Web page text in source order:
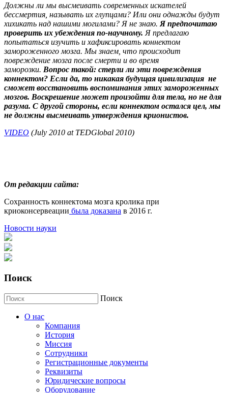
Должны ли мы высмеивать современных искателей
бессмертия, называть их глупцами? Или они однажды будут
хихикать над нашими могилами? Я не знаю. Я предпочитаю
проверить их убеждения по-научному. Я предлагаю
попытаться изучить и хафиксировать коннектом
замороженного мозга. Мы знаем, что происходит
повреждение мозга после смерти и во время
заморозки. Вопрос такой: стерли ли эти повреждения
коннектом? Если да, то никакая будущая цивилизация не
сможет восстановить воспоминания этих замороженных
мозгов. Воскрешение может произойти для тела, но не для
разума. С другой стороны, если коннектом остался цел, мы
не должны высмеивать утверждения крионистов.
VIDEO (July 2010 at TEDGlobal 2010)
От редакции сайта:
Сохранность коннектома мозга кролика при
криоконсервеации была доказана в 2016 г.
Новости науки
Поиск
Поиск
О нас
Компания
История
Миссия
Сотрудники
Регистрационные документы
Реквизиты
Юридические вопросы
Оборудование